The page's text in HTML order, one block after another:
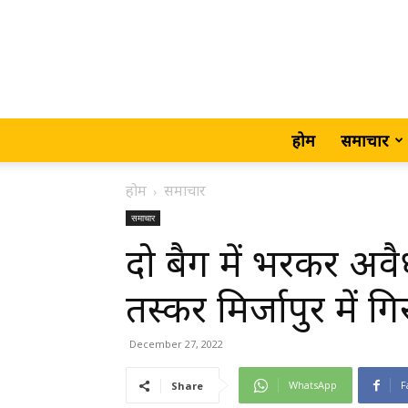
होम समाचार
होम समाचार
समाचार
दो बैग में भरकर
तस्कर मिर्जापुर में
December 27, 2022
Share WhatsApp